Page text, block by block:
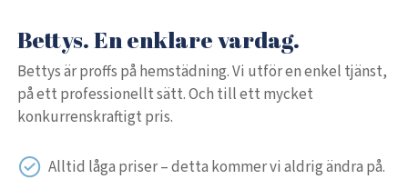
Bettys. En enklare vardag.
Bettys är proffs på hemstädning. Vi utför en enkel tjänst,
på ett professionellt sätt. Och till ett mycket
konkurrenskraftigt pris.
Alltid låga priser – detta kommer vi aldrig ändra på.